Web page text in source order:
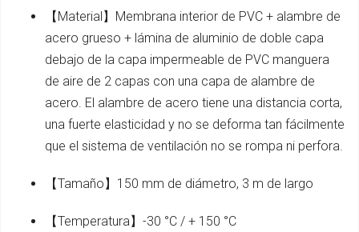
【Material】Membrana interior de PVC + alambre de
acero grueso + lámina de aluminio de doble capa
debajo de la capa impermeable de PVC manguera
de aire de 2 capas con una capa de alambre de
acero. El alambre de acero tiene una distancia corta,
una fuerte elasticidad y no se deforma tan fácilmente
que el sistema de ventilación no se rompa ni perfora.
【Tamaño】150 mm de diámetro, 3 m de largo
【Temperatura】-30 °C / + 150 °C